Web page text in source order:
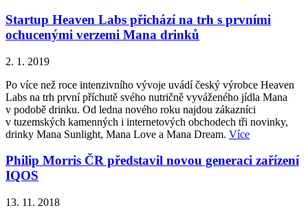
Startup Heaven Labs přichází na trh s prvními
ochucenými verzemi Mana drinků
2. 1. 2019
Po více než roce intenzivního vývoje uvádí český výrobce Heaven
Labs na trh první příchutě svého nutričně vyváženého jídla Mana
v podobě drinku. Od ledna nového roku najdou zákazníci
v tuzemských kamenných i internetových obchodech tři novinky,
drinky Mana Sunlight, Mana Love a Mana Dream. Více
Philip Morris ČR představil novou generaci zařízení
IQOS
13. 11. 2018